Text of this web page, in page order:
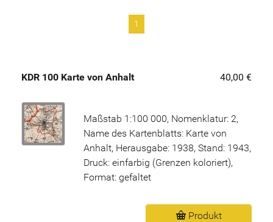
1
KDR 100 Karte von Anhalt 40,00 €
Maßstab 1:100 000, Nomenklatur: 2,
Name des Kartenblatts: Karte von
Anhalt, Herausgabe: 1938, Stand: 1943,
Druck: einfarbig (Grenzen koloriert),
Format: gefaltet
Produkt